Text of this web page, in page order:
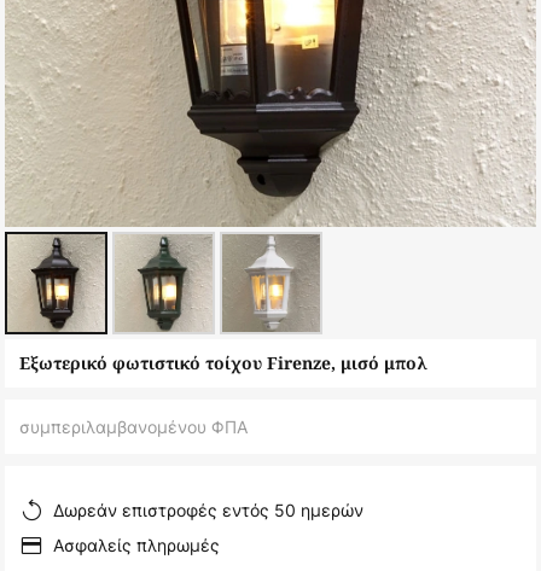
Μετάβαση
εικόνων
Εξωτερικό φωτιστικό τοίχου Firenze, μισό μπολ
συμπεριλαμβανομένου ΦΠΑ
Δωρεάν επιστροφές εντός 50 ημερών
Ασφαλείς πληρωμές